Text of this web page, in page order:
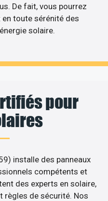
De fait, vous pourrez
toute sérénité des
solaire.
pour
installe des panneaux
compétents et
des experts en solaire,
règles de sécurité. Nos